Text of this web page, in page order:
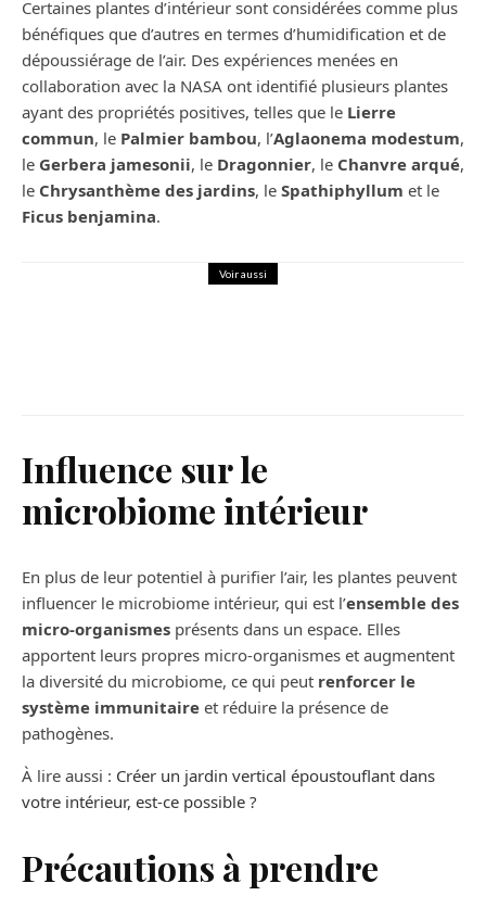
Certaines plantes d’intérieur sont considérées comme plus
bénéfiques que d’autres en termes d’humidification et de
dépoussiérage de l’air. Des expériences menées en
collaboration avec la NASA ont identifié plusieurs plantes
ayant des propriétés positives, telles que le Lierre
commun, le Palmier bambou, l’Aglaonema modestum,
le Gerbera jamesonii, le Dragonnier, le Chanvre arqué,
le Chrysanthème des jardins, le Spathiphyllum et le
Ficus benjamina.
Voir aussi
Influence sur le
microbiome intérieur
En plus de leur potentiel à purifier l’air, les plantes peuvent
influencer le microbiome intérieur, qui est l’ensemble des
micro-organismes présents dans un espace. Elles
apportent leurs propres micro-organismes et augmentent
la diversité du microbiome, ce qui peut renforcer le
système immunitaire et réduire la présence de
pathogènes.
À lire aussi : Créer un jardin vertical époustouflant dans
votre intérieur, est-ce possible ?
Précautions à prendre